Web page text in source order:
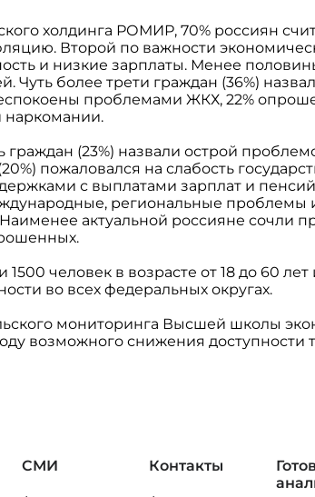
холдинга РОМИР, 70% россиян
Второй по важности
и низкие зарплаты. Менее
Чуть более трети граждан (36%)
проблемами ЖКХ, 22%
наркомании.
граждан (23%) назвали острой
пожаловался на слабость
с выплатами зарплат и
региональные проблемы
актуальной россияне сочли
человек в возрасте от 18 до 60 лет
во всех федеральных округах.
мониторинга Высшей школы
возможного снижения доступности
СМИ Контакты